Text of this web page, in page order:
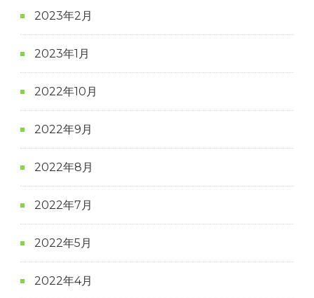
2023年2月
2023年1月
2022年10月
2022年9月
2022年8月
2022年7月
2022年5月
2022年4月